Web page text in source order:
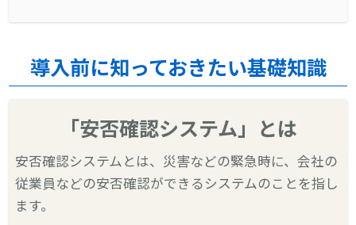
導入前に知っておきたい基礎知識
「安否確認システム」とは
安否確認システムとは、災害などの緊急時に、会社の
従業員などの安否確認ができるシステムのことを指し
ます。